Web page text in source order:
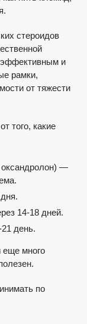
стероидов
эффективным и
рамки,
от тяжести
того, какие
—
14-18 дней.
день.
еще много
по